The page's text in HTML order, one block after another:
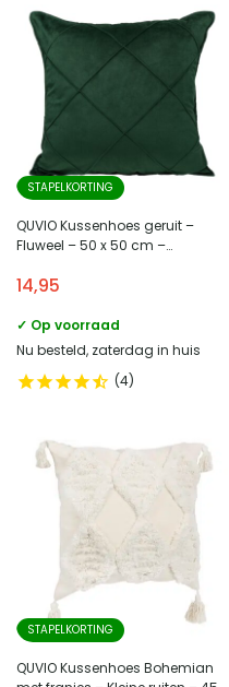
STAPELKORTING
QUVIO Kussenhoes geruit –
Fluweel – 50 x 50 cm –
14,95
✓ Op voorraad
Nu besteld, zaterdag in huis
4
STAPELKORTING
QUVIO Kussenhoes Bohemian